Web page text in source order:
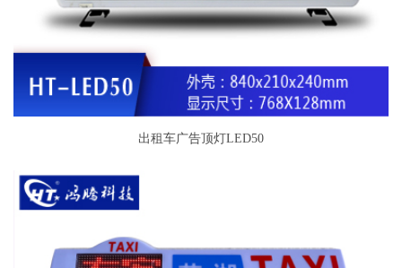
出租车广告顶灯LED50